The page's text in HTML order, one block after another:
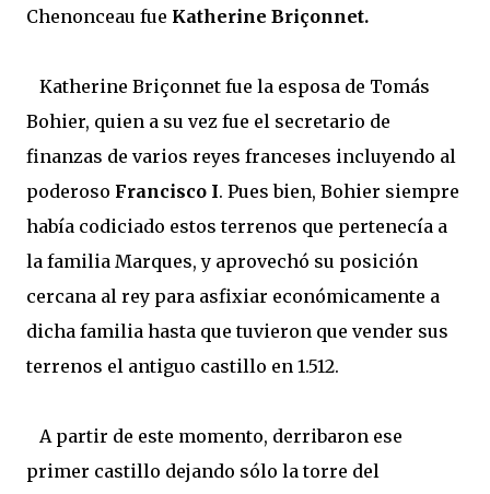
Chenonceau fue Katherine Briçonnet.
Katherine Briçonnet fue la esposa de Tomás
Bohier, quien a su vez fue el secretario de
finanzas de varios reyes franceses incluyendo al
poderoso Francisco I. Pues bien, Bohier siempre
había codiciado estos terrenos que pertenecía a
la familia Marques, y aprovechó su posición
cercana al rey para asfixiar económicamente a
dicha familia hasta que tuvieron que vender sus
terrenos el antiguo castillo en 1.512.
A partir de este momento, derribaron ese
primer castillo dejando sólo la torre del